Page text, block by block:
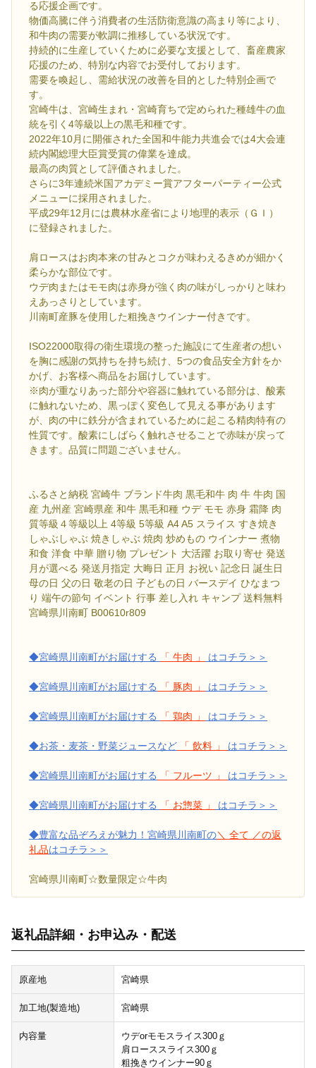
る応援企画です。
物価高騰に伴う消費者の生活防衛意識の高まり等により、
和牛肉の需要が軟調に推移している状況です。
持続的に生産していくために必要な支援として、畜産農家
応援のため、特別な内容でお受付しております。
需要を喚起し、需給状況の改善を目的とした特別企画で
す。
宮崎牛は、宮崎生まれ・宮崎育ちで定められた種雄牛の血
統を引く4等級以上の黒毛和種です。
2022年10月に開催された全国和牛能力共進会では4大会連
続内閣総理大臣賞受賞の偉業を達成。
最高の肉質として評価されました。
さらに3年連続米国アカデミー賞アフターパーティー公式
メニューに採用されました。
平成29年12月には農林水産省により地理的表示（ＧＩ）
に登録されました。
肩ロースはお肉本来の甘みとコクが味わえるきめが細かく
柔らかな部位です。
ウデ肉またはモモ肉は赤身が強く肉の味がしっかりと味わ
えあっさりとしています。
川南町産豚を使用した粗挽きウインナー付きです。
ISO22000取得の衛生環境の整った施設にて生産者の想い
を胸に感謝の気持ちを持ち続け、5つの食品安全方針をか
かげ、お客様へ商品をお届けしています。
※肉が重なりあった部分や容器に触れている部分は、酸素
に触れないため、黒っぽく変色して見える事があります
が、肉の中に鉄分が含まれているために起こる精肉特有の
性質です。酸素にしばらく触れさせることで赤味が戻って
きます。品質に問題ございません。
ふるさと納税 宮崎牛 ブランド牛肉 黒毛和牛 肉 牛 牛肉 国
産 九州産 宮崎県産 和牛 黒毛和種 ウデ モモ 赤身 霜降 肉
質等級４等級以上 4等級 5等級 A4 A5 スライス すき焼き
しゃぶしゃぶ 焼きしゃぶ 焼肉 炒めもの ウインナー 煮物
和食 洋食 中華 贈り物 プレゼント 大活躍 お取り寄せ 発送
月が選べる 発送月指定 大晦日 正月 お祝い 記念日 誕生日
母の日 父の日 敬老の日 子どもの日 バースデイ ひなまつ
り 端午の節句 イベント 行事 差し入れ キャンプ 送料無料
宮崎県川南町 B00610r809
◆宮崎県川南町がお届けする 「 牛肉 」 はコチラ＞＞
◆宮崎県川南町がお届けする 「 豚肉 」 はコチラ＞＞
◆宮崎県川南町がお届けする 「 鶏肉 」 はコチラ＞＞
◆お茶・麦茶・野菜ジュースなど 「 飲料 」 はコチラ＞＞
◆宮崎県川南町がお届けする 「 フルーツ 」 はコチラ＞＞
◆宮崎県川南町がお届けする 「 お惣菜 」 はコチラ＞＞
◆豊富な品ぞろえが魅力！宮崎県川南町の＼ 全て ／の返
礼品はコチラ＞＞
宮崎県川南町☆数量限定☆牛肉
返礼品詳細・お申込み・配送
原産地 宮崎県
加工地(製造地) 宮崎県
内容量
ウデorモモスライス300ｇ
肩ローススライス300ｇ
粗挽きウインナー90ｇ